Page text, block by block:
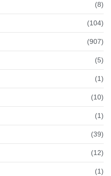
(8)
(104)
(907)
(5)
(1)
(10)
(1)
(39)
(12)
(1)